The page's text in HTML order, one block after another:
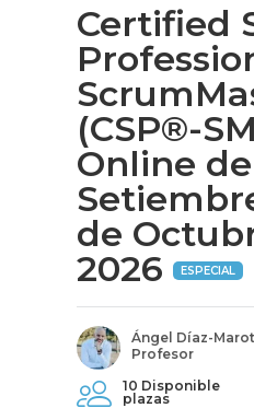
Certified
(CSP®-
Online
de
2026
ESPECIAL
Ángel Díaz-
Profesor
10 Disponible
plazas